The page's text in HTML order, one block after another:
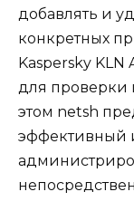
добавлять и
конкретных
Kaspersky KLN
для проверки
этом netsh
эффективный